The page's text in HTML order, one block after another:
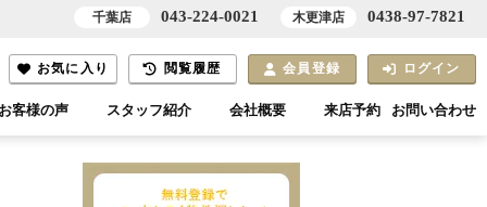
お気に入り 閲覧履歴 会員登録 ログイン
客様の声 スタッフ紹介 会社概要 来店予約 お問い合わせ
千葉店 043-224-0021 木更津店 0438-97-7821